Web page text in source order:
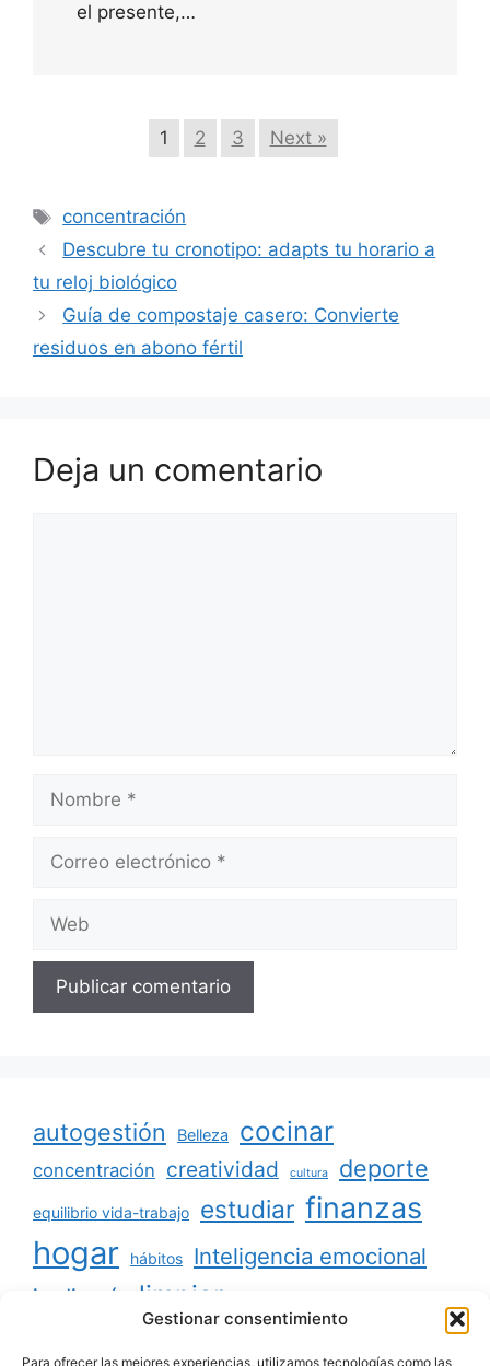
Gestionar consentimiento
Para ofrecer las mejores experiencias, utilizamos tecnologías como las
el presente,…
1 2 3 Next »
Etiquetas
concentración
Descubre tu cronotipo: adapts tu horario a
tu reloj biológico
Guía de compostaje casero: Convierte
residuos en abono fértil
Deja un comentario
Nombre
Correo
Web
autogestión Belleza cocinar
concentración creatividad cultura deporte
equilibrio vida-trabajo estudiar finanzas
hogar hábitos Inteligencia emocional
jardinería limpiar
minimalismo niños